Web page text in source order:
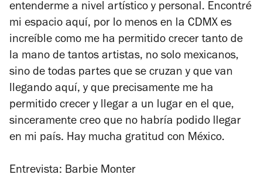
entenderme a nivel artístico y personal. Encontré
mi espacio aquí, por lo menos en la CDMX es
increíble como me ha permitido crecer tanto de
la mano de tantos artistas, no solo mexicanos,
sino de todas partes que se cruzan y que van
llegando aquí, y que precisamente me ha
permitido crecer y llegar a un lugar en el que,
sinceramente creo que no habría podido llegar
en mi país. Hay mucha gratitud con México.
Entrevista: Barbie Monter